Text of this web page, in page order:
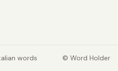
words © Word Holder